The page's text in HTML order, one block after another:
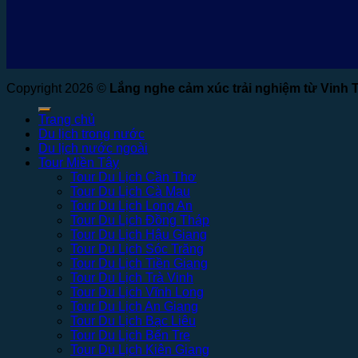
Copyright 2026 © Lắng nghe cảm xúc trải nghiệm từ Vinh
Trang chủ
Du lịch trong nước
Du lịch nước ngoài
Tour Miền Tây
Tour Du Lịch Cần Thơ
Tour Du Lịch Cà Mau
Tour Du Lịch Long An
Tour Du Lịch Đồng Tháp
Tour Du Lịch Hậu Giang
Tour Du Lịch Sóc Trăng
Tour Du Lịch Tiền Giang
Tour Du Lịch Trà Vinh
Tour Du Lịch Vĩnh Long
Tour Du Lịch An Giang
Tour Du Lịch Bạc Liêu
Tour Du Lịch Bến Tre
Tour Du Lịch Kiên Giang